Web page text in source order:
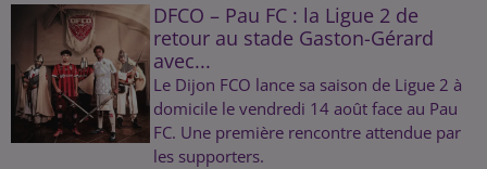
DFCO – Pau FC : la Ligue 2 de
retour au stade Gaston-Gérard
avec...
Le Dijon FCO lance sa saison de Ligue 2 à
domicile le vendredi 14 août face au Pau
FC. Une première rencontre attendue par
les supporters.